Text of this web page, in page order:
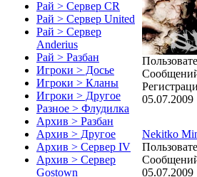
Рай > Сервер CR
Рай > Сервер United
Рай > Сервер
Anderius
Рай > Разбан
Игроки > Досье
Игроки > Кланы
Игроки > Другое
Разное > Флудилка
Архив > Разбан
Архив > Другое
Архив > Сервер IV
Архив > Сервер
Gostown
05.07.2009
Nekitko
05.07.2009